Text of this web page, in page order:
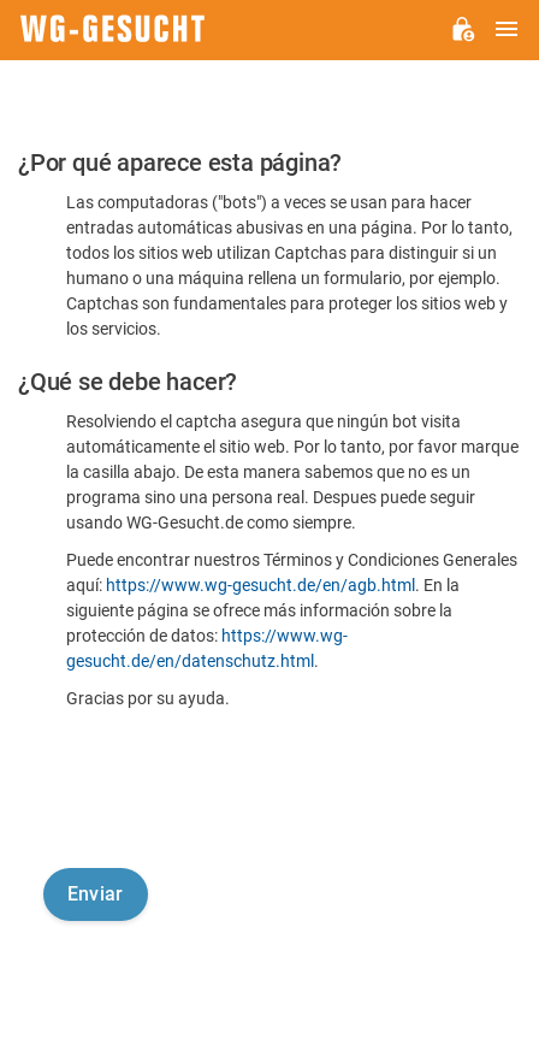
Por
favor,
confirme
humano
¿Por qué aparece esta página?
Las computadoras ("bots") a veces se usan para hacer
entradas automáticas abusivas en una página. Por lo tanto,
todos los sitios web utilizan Captchas para distinguir si un
humano o una máquina rellena un formulario, por ejemplo.
Captchas son fundamentales para proteger los sitios web y
los servicios.
¿Qué se debe hacer?
Resolviendo el captcha asegura que ningún bot visita
automáticamente el sitio web. Por lo tanto, por favor marque
la casilla abajo. De esta manera sabemos que no es un
programa sino una persona real. Despues puede seguir
usando WG-Gesucht.de como siempre.
Puede encontrar nuestros Términos y Condiciones Generales
aquí: https://www.wg-gesucht.de/en/agb.html . En la
siguiente página se ofrece más información sobre la
protección de datos: https://www.wg-
gesucht.de/en/datenschutz.html .
Gracias por su ayuda.